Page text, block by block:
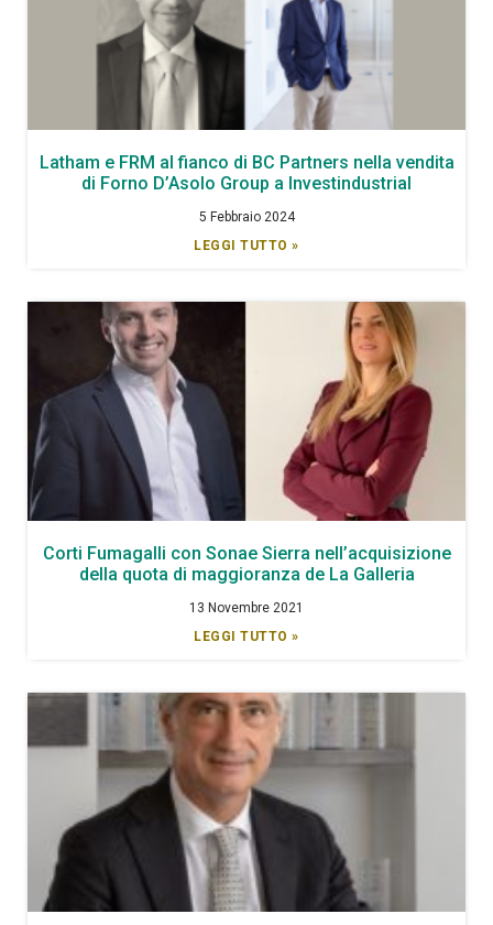
Latham e FRM al fianco di BC Partners nella vendita
di Forno D’Asolo Group a Investindustrial
5 Febbraio 2024
LEGGI TUTTO »
Corti Fumagalli con Sonae Sierra nell’acquisizione
della quota di maggioranza de La Galleria
13 Novembre 2021
LEGGI TUTTO »